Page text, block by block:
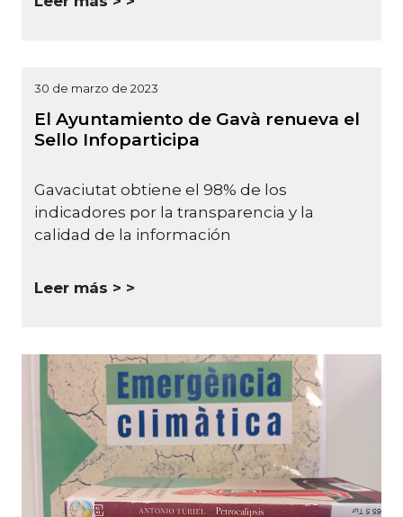
30 de marzo de 2023
El Ayuntamiento de Gavà renueva el
Sello Infoparticipa
Gavaciutat obtiene el 98% de los
indicadores por la transparencia y la
calidad de la información
Leer más >